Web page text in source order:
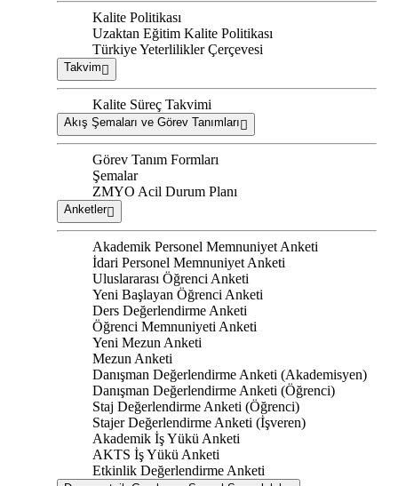
Kalite Politikası
Uzaktan Eğitim Kalite Politikası
Türkiye Yeterlilikler Çerçevesi
Takvim
Kalite Süreç Takvimi
Akış Şemaları ve Görev Tanımları
Görev Tanım Formları
Şemalar
ZMYO Acil Durum Planı
Anketler
Akademik Personel Memnuniyet Anketi
İdari Personel Memnuniyet Anketi
Uluslararası Öğrenci Anketi
Yeni Başlayan Öğrenci Anketi
Ders Değerlendirme Anketi
Öğrenci Memnuniyeti Anketi
Yeni Mezun Anketi
Mezun Anketi
Danışman Değerlendirme Anketi (Akademisyen)
Danışman Değerlendirme Anketi (Öğrenci)
Staj Değerlendirme Anketi (Öğrenci)
Stajer Değerlendirme Anketi (İşveren)
Akademik İş Yükü Anketi
AKTS İş Yükü Anketi
Etkinlik Değerlendirme Anketi